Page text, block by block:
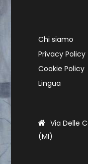
Chi siamo
Privacy Policy
Cookie Policy
Lingua
Via Delle
(MI)